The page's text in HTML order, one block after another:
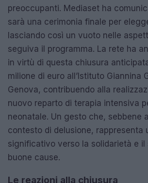
preoccupanti. Mediaset ha
sarà una cerimonia finale per
lasciando così un vuoto nelle
seguiva il programma. La rete ha
in virtù di questa chiusura
milione di euro all’Istituto Giannina
Genova, contribuendo alla
nuovo reparto di terapia intensiva
neonatale. Un gesto che, sebbene
contesto di delusione, rappresenta
significativo verso la solidarietà e il
buone cause.
Le reazioni alla chiusura